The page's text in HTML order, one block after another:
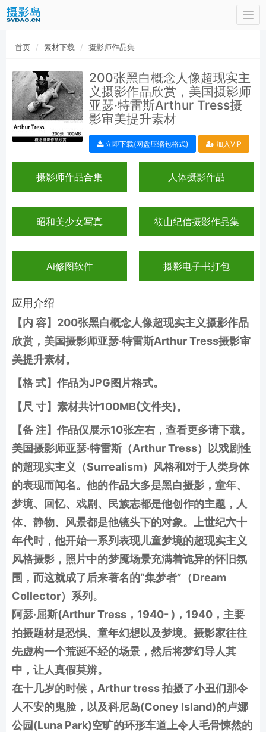
首页 素材下载 摄影师作品集
200张黑白概念人像超现实主
义摄影作品欣赏，美国摄影师
亚瑟·特雷斯Arthur Tress摄
影审美提升素材
立即下载(网盘压缩包格式) 加入VIP
摄影师作品合集 人体摄影作品
昭和美少女写真 筱山纪信摄影作品集
Ai修图软件 摄影电子书打包
应用介绍
【内 容】200张黑白概念人像超现实主义摄影作品
欣赏，美国摄影师亚瑟·特雷斯Arthur Tress摄影审
美提升素材。
【格 式】作品为JPG图片格式。
【尺 寸】素材共计100MB(文件夹)。
【备 注】作品仅展示10张左右，查看更多请下载。
美国摄影师亚瑟·特雷斯（Arthur Tress）以戏剧性
的超现实主义（Surrealism）风格和对于人类身体
的表现而闻名。他的作品大多是黑白摄影，童年、
梦境、回忆、戏剧、民族志都是他创作的主题，人
体、静物、风景都是他镜头下的对象。上世纪六十
年代时，他开始一系列表现儿童梦境的超现实主义
风格摄影，照片中的梦魇场景充满着诡异的怀旧氛
围，而这就成了后来著名的“集梦者”（Dream
Collector）系列。
阿瑟·屈斯(Arthur Tress，1940- )，1940，主要
拍摄题材是恐惧、童年幻想以及梦境。摄影家往往
先虚构一个荒诞不经的场景，然后将梦幻导人其
中，让人真假莫辨。
在十几岁的时候，Arthur tress 拍摄了小丑们那令
人不安的鬼脸，以及科尼岛(Coney Island)的卢娜
公园(Luna Park)空旷的环形车道上令人毛骨悚然的